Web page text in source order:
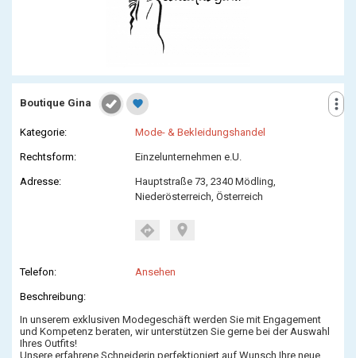
more_vert
Boutique Gina favorite
Kategorie: Mode- & Bekleidungshandel
Rechtsform: Einzelunternehmen e.U.
Adresse:
Hauptstraße 73, 2340 Mödling,
Niederösterreich, Österreich
directions location_on
Telefon: Ansehen
Beschreibung:
In unserem exklusiven Modegeschäft werden Sie mit Engagement
und Kompetenz beraten, wir unterstützen Sie gerne bei der Auswahl
Ihres Outfits!
Unsere erfahrene Schneiderin perfektioniert auf Wunsch Ihre neue